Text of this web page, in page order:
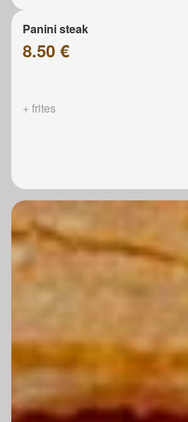
Panini steak
8.50 €
+ frites